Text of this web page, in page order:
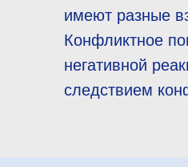
имеют разные
Конфликтное
негативной
следствием